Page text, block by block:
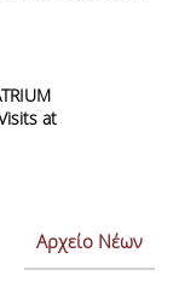
at
Αρχείο Νέων